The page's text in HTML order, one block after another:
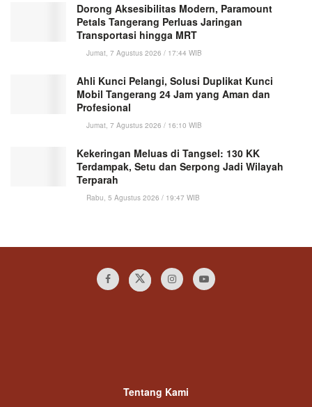
Dorong Aksesibilitas Modern, Paramount
Petals Tangerang Perluas Jaringan
Transportasi hingga MRT
Jumat, 7 Agustus 2026 / 17:44 WIB
Ahli Kunci Pelangi, Solusi Duplikat Kunci
Mobil Tangerang 24 Jam yang Aman dan
Profesional
Jumat, 7 Agustus 2026 / 16:10 WIB
Kekeringan Meluas di Tangsel: 130 KK
Terdampak, Setu dan Serpong Jadi Wilayah
Terparah
Rabu, 5 Agustus 2026 / 19:47 WIB
Tentang Kami